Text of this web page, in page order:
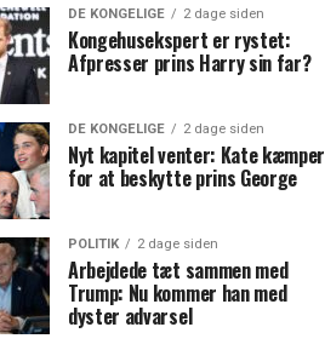
DE KONGELIGE 2 dage siden
Kongehusekspert er rystet:
Afpresser prins Harry sin far?
DE KONGELIGE 2 dage siden
Nyt kapitel venter: Kate kæmper
for at beskytte prins George
POLITIK 2 dage siden
Arbejdede tæt sammen med
Trump: Nu kommer han med
dyster advarsel